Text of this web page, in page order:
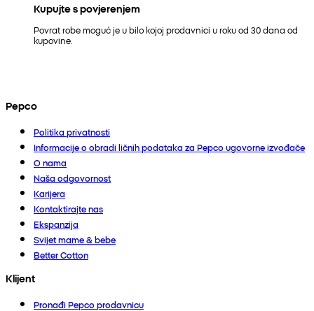
Kupujte s povjerenjem
Povrat robe moguć je u bilo kojoj prodavnici u roku od 30 dana od
kupovine.
Pepco
Politika privatnosti
Informacije o obradi ličnih podataka za Pepco ugovorne izvođače
O nama
Naša odgovornost
Karijera
Kontaktirajte nas
Ekspanzija
Svijet mame & bebe
Better Cotton
Klijent
Pronađi Pepco prodavnicu